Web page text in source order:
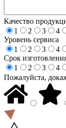
Качество
1
2 3 4
Уровень сервиса
1
2 3 4
Срок
1
2 3 4
Пожалуйста,